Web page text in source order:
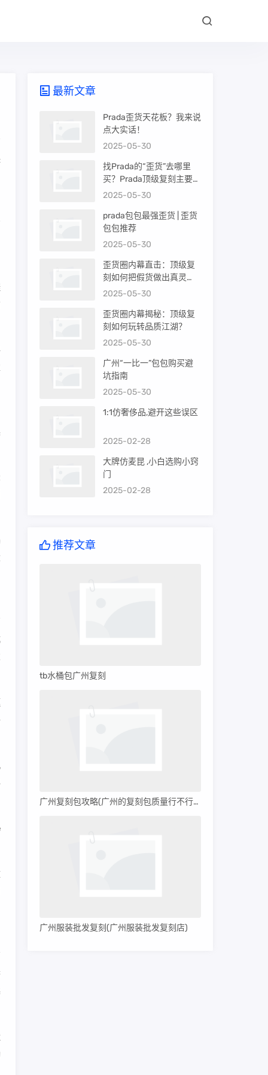
最新文章
Prada歪货天花板？我来说
点大实话！
2025-05-30
找Prada的“歪货”去哪里
买？Prada顶级复刻主要渠
道盘点
2025-05-30
prada包包最强歪货 | 歪货
包包推荐
2025-05-30
歪货圈内幕直击：顶级复
刻如何把假货做出真灵
魂？
2025-05-30
歪货圈内幕揭秘：顶级复
刻如何玩转品质江湖？
2025-05-30
广州“一比一”包包购买避
坑指南
2025-05-30
1:1仿奢侈品,避开这些误区
2025-02-28
大牌仿麦昆 ,小白选购小窍
门
2025-02-28
推荐文章
tb水桶包广州复刻
广州复刻包攻略(广州的复刻包质量行不行呀)
广州服装批发复刻(广州服装批发复刻店)